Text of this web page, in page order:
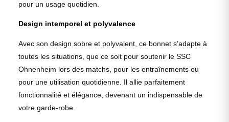
pour un usage quotidien.
Design intemporel et polyvalence
Avec son design sobre et polyvalent, ce bonnet s’adapte à
toutes les situations, que ce soit pour soutenir le SSC
Ohnenheim lors des matchs, pour les entraînements ou
pour une utilisation quotidienne. Il allie parfaitement
fonctionnalité et élégance, devenant un indispensable de
votre garde-robe.